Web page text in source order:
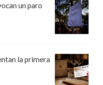
un paro
la primera